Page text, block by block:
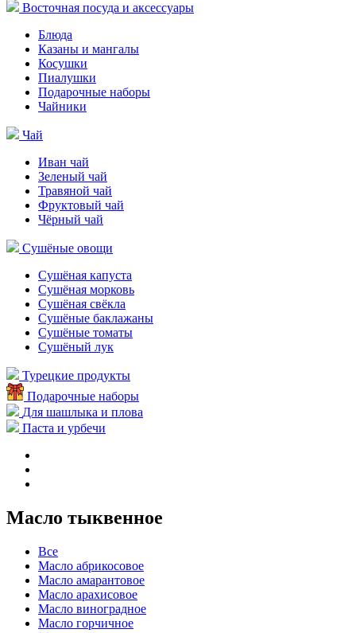
Восточная посуда и аксессуары
Блюда
Казаны и мангалы
Косушки
Пиалушки
Подарочные наборы
Чайники
Чай
Иван чай
Зеленый чай
Травяной чай
Фруктовый чай
Чёрный чай
Сушёные овощи
Сушёная капуста
Сушёная морковь
Сушёная свёкла
Сушёные баклажаны
Сушёные томаты
Сушёный лук
Турецкие продукты
Подарочные наборы
Для шашлыка и плова
Паста и урбечи
Масло тыквенное
Все
Масло абрикосовое
Масло амарантовое
Масло арахисовое
Масло виноградное
Масло горчичное